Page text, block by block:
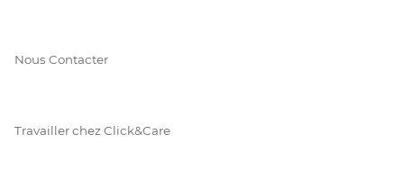
Nous Contacter
Travailler chez Click&Care